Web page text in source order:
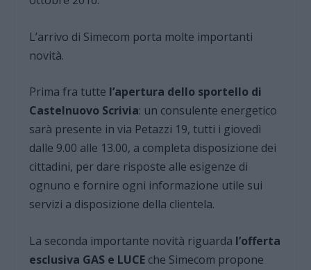
L’arrivo di Simecom porta molte importanti
novità.
Prima fra tutte l’apertura dello sportello di
Castelnuovo Scrivia: un consulente energetico
sarà presente in via Petazzi 19, tutti i giovedì
dalle 9.00 alle 13.00, a completa disposizione dei
cittadini, per dare risposte alle esigenze di
ognuno e fornire ogni informazione utile sui
servizi a disposizione della clientela.
La seconda importante novità riguarda l’offerta
esclusiva GAS e LUCE che Simecom propone